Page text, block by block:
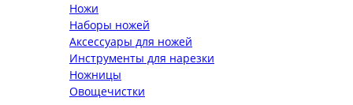
Ножи
Наборы ножей
Аксессуары для ножей
Инструменты для нарезки
Ножницы
Овощечистки